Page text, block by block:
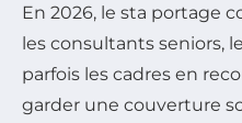
En 2026, le sta portage
les consultants seniors,
parfois les cadres en
garder une couverture